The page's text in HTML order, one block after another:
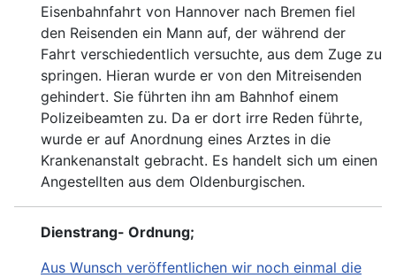
Eisenbahnfahrt von Hannover nach Bremen fiel
den Reisenden ein Mann auf, der während der
Fahrt verschiedentlich versuchte, aus dem Zuge zu
springen. Hieran wurde er von den Mitreisenden
gehindert. Sie führten ihn am Bahnhof einem
Polizeibeamten zu. Da er dort irre Reden führte,
wurde er auf Anordnung eines Arztes in die
Krankenanstalt gebracht. Es handelt sich um einen
Angestellten aus dem Oldenburgischen.
Dienstrang- Ordnung;
Aus Wunsch veröffentlichen wir noch einmal die